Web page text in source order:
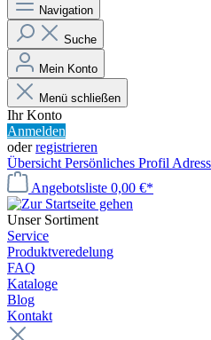
Navigation
Suche
Mein Konto
Menü schließen
Ihr Konto
Anmelden
oderregistrieren
Übersicht Persönliches Profil
Angebotsliste 0,00 €*
Unser Sortiment
Service
Produktveredelung
FAQ
Kataloge
Blog
Kontakt